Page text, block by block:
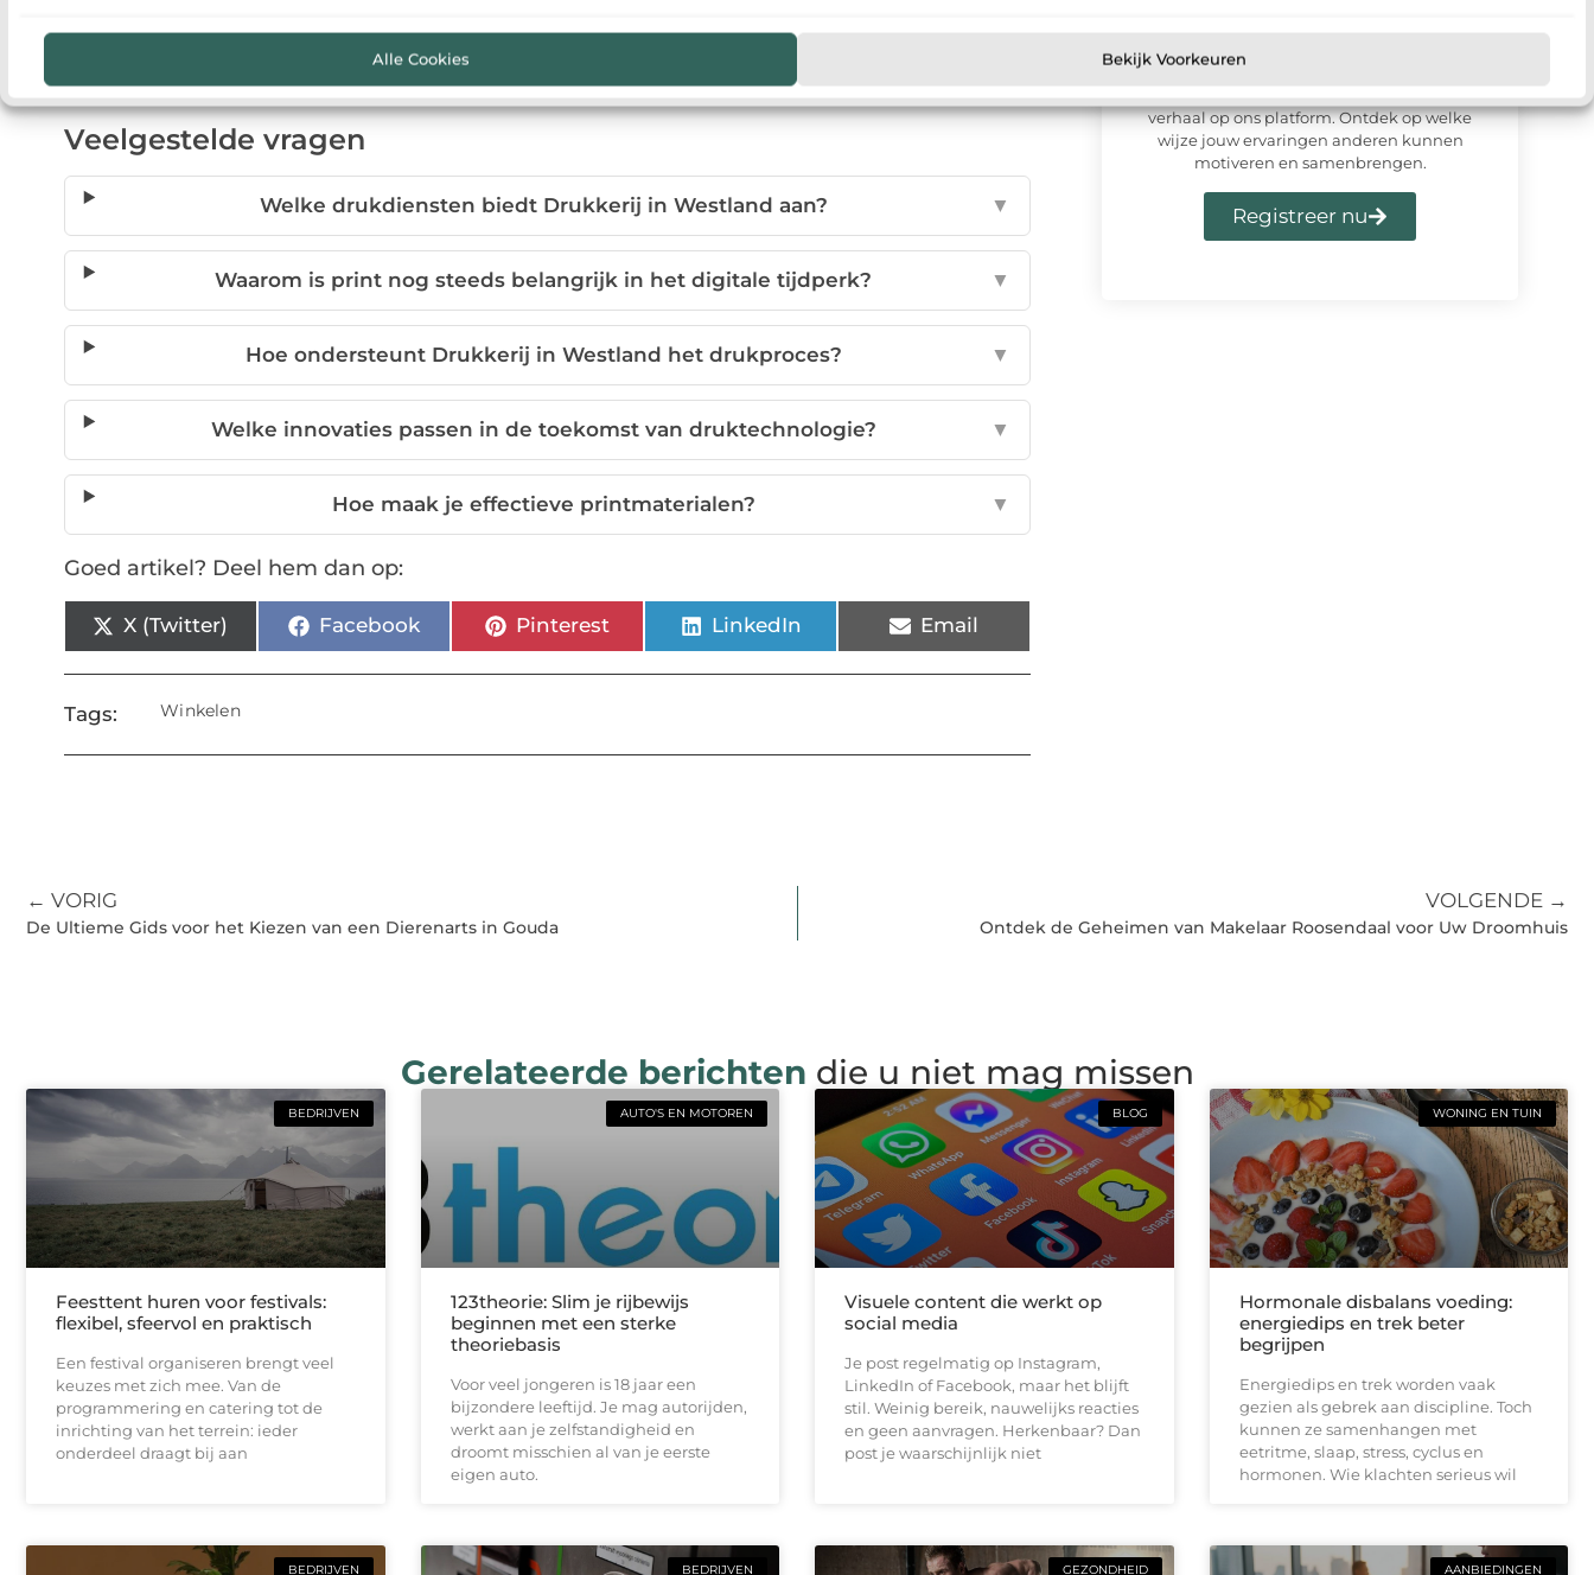
Alle Cookies Bekijk Voorkeuren
Veelgestelde vragen
Welke drukdiensten biedt Drukkerij in Westland aan? ▼
Waarom is print nog steeds belangrijk in het digitale tijdperk? ▼
Hoe ondersteunt Drukkerij in Westland het drukproces? ▼
Welke innovaties passen in de toekomst van druktechnologie? ▼
Hoe maak je effectieve printmaterialen? ▼
Goed artikel? Deel hem dan op:
X (Twitter) Facebook Pinterest LinkedIn Email
Tags: Winkelen
Meld u vandaag aan en sluit u
Meld je vandaag nog aan en deel jouw
verhaal op ons platform. Ontdek op welke
wijze jouw ervaringen anderen kunnen
motiveren en samenbrengen.
Registreer nu
← VORIG
De Ultieme Gids voor het Kiezen van een Dierenarts in Gouda
VOLGENDE →
Ontdek de Geheimen van Makelaar Roosendaal voor Uw Droomhuis
Gerelateerde berichten die u niet mag missen
BEDRIJVEN
Feesttent huren voor festivals:
flexibel, sfeervol en praktisch
Een festival organiseren brengt veel
keuzes met zich mee. Van de
programmering en catering tot de
inrichting van het terrein: ieder
onderdeel draagt bij aan
AUTO'S EN MOTOREN
123theorie: Slim je rijbewijs
beginnen met een sterke
theoriebasis
Voor veel jongeren is 18 jaar een
bijzondere leeftijd. Je mag autorijden,
werkt aan je zelfstandigheid en
droomt misschien al van je eerste
eigen auto.
BLOG
Visuele content die werkt op
social media
Je post regelmatig op Instagram,
LinkedIn of Facebook, maar het blijft
stil. Weinig bereik, nauwelijks reacties
en geen aanvragen. Herkenbaar? Dan
post je waarschijnlijk niet
WONING EN TUIN
Hormonale disbalans voeding:
energiedips en trek beter
begrijpen
Energiedips en trek worden vaak
gezien als gebrek aan discipline. Toch
kunnen ze samenhangen met
eetritme, slaap, stress, cyclus en
hormonen. Wie klachten serieus wil
BEDRIJVEN BEDRIJVEN GEZONDHEID AANBIEDINGEN